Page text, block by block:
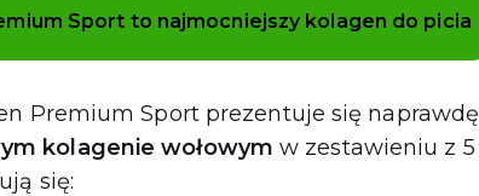
Sport to najmocniejszy kolagen do picia
Premium Sport prezentuje się naprawdę
kolagenie wołowym w zestawieniu z 5
się: